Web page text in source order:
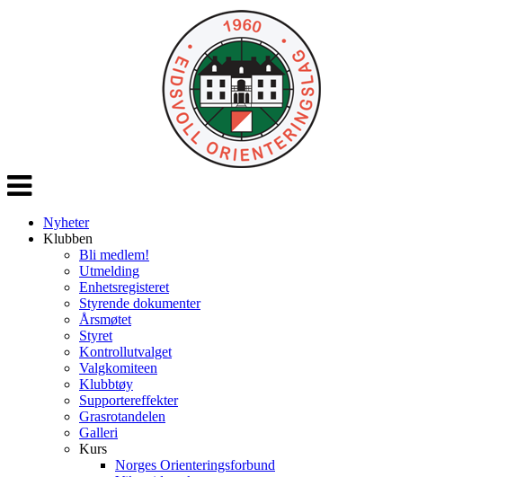
Veksle
navigasjon
Nyheter
Klubben
Bli medlem!
Utmelding
Enhetsregisteret
Styrende dokumenter
Årsmøtet
Styret
Kontrollutvalget
Valgkomiteen
Klubbtøy
Supportereffekter
Grasrotandelen
Galleri
Kurs
Norges Orienteringsforbund